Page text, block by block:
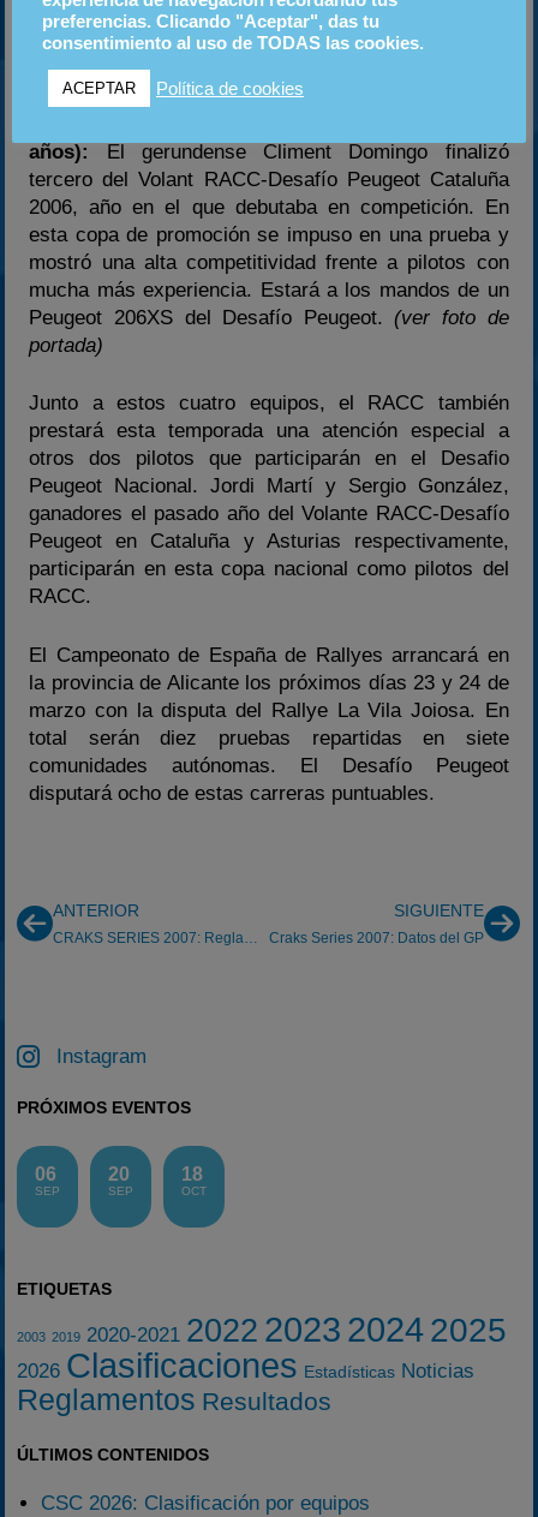
años):
El gerundense Climent Domingo finalizó
tercero del Volant RACC-Desafío Peugeot Cataluña
2006, año en el que debutaba en competición. En
esta copa de promoción se impuso en una prueba y
mostró una alta competitividad frente a pilotos con
mucha más experiencia. Estará a los mandos de un
Peugeot 206XS del Desafío Peugeot. (ver foto de
portada)
Junto a estos cuatro equipos, el RACC también
prestará esta temporada una atención especial a
otros dos pilotos que participarán en el Desafio
Peugeot Nacional. Jordi Martí y Sergio González,
ganadores el pasado año del Volante RACC-Desafío
Peugeot en Cataluña y Asturias respectivamente,
participarán en esta copa nacional como pilotos del
RACC.
El Campeonato de España de Rallyes arrancará en
la provincia de Alicante los próximos días 23 y 24 de
marzo con la disputa del Rallye La Vila Joiosa. En
total serán diez pruebas repartidas en siete
comunidades autónomas. El Desafío Peugeot
disputará ocho de estas carreras puntuables.
ANTERIOR
CRAKS SERIES 2007: Reglamento Individual
SIGUIENTE
Craks Series 2007: Datos del GP
Instagram
PRÓXIMOS EVENTOS
06
SEP
20
SEP
18
OCT
ETIQUETAS
2003 2019 2020-2021 2022 2023 20242025
2026 Clasificaciones Estadísticas Noticias
Reglamentos Resultados
ÚLTIMOS CONTENIDOS
CSC 2026: Clasificación por equipos
preferencias. Clicando "Aceptar", das tu
consentimiento al uso de TODAS las cookies.
ACEPTAR Política de cookies